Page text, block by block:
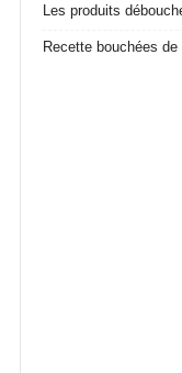
Les produits
Recette bouchées